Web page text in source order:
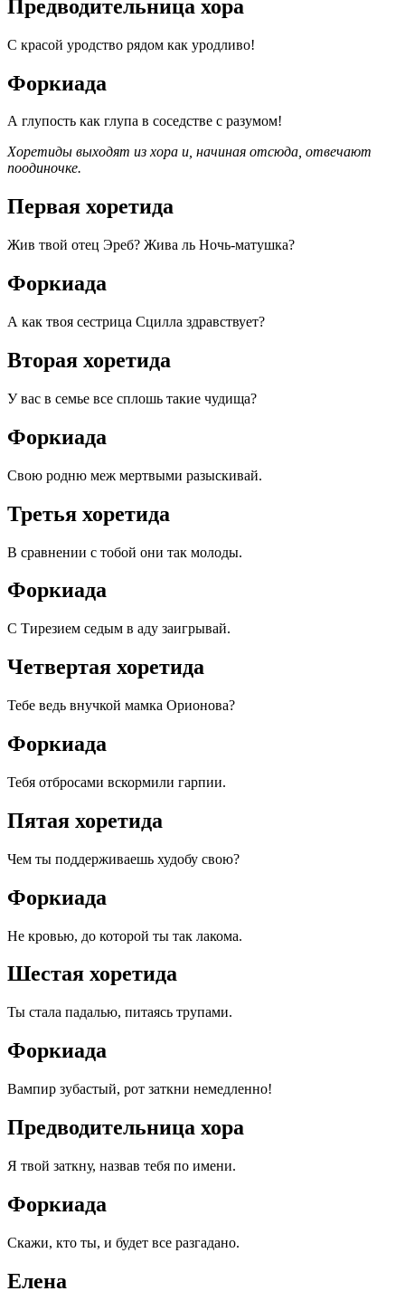
Предводительница хора
С красой уродство рядом как уродливо!
Форкиада
А глупость как глупа в соседстве с разумом!
Хоретиды выходят из хора и, начиная отсюда, отвечают
поодиночке.
Первая хоретида
Жив твой отец Эреб? Жива ль Ночь-матушка?
Форкиада
А как твоя сестрица Сцилла здравствует?
Вторая хоретида
У вас в семье все сплошь такие чудища?
Форкиада
Свою родню меж мертвыми разыскивай.
Третья хоретида
В сравнении с тобой они так молоды.
Форкиада
С Тирезием седым в аду заигрывай.
Четвертая хоретида
Тебе ведь внучкой мамка Орионова?
Форкиада
Тебя отбросами вскормили гарпии.
Пятая хоретида
Чем ты поддерживаешь худобу свою?
Форкиада
Не кровью, до которой ты так лакома.
Шестая хоретида
Ты стала падалью, питаясь трупами.
Форкиада
Вампир зубастый, рот заткни немедленно!
Предводительница хора
Я твой заткну, назвав тебя по имени.
Форкиада
Скажи, кто ты, и будет все разгадано.
Елена